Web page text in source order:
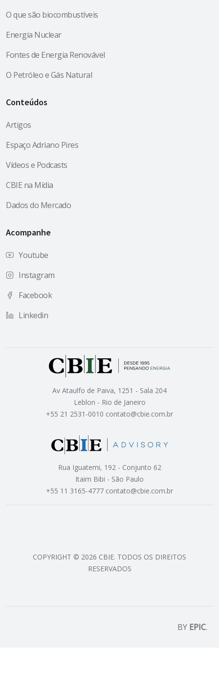
O que são biocombustíveis
Energia Nuclear
Fontes de Energia Renovável
O Petróleo e Gás Natural
Conteúdos
Artigos
Espaço Adriano Pires
Vídeos e Podcasts
CBIE na Mídia
Dados do Mercado
Acompanhe
Youtube
Instagram
Facebook
Linkedin
Av Ataulfo de Paiva, 1251 - Sala 204
Leblon - Rio de Janeiro
+55 21 2531-0010 contato@cbie.com.br
Rua Iguatemi, 192 - Conjunto 62
Itaim Bibi - São Paulo
+55 11 3165-4777 contato@cbie.com.br
COPYRIGHT © 2026 CBIE. TODOS OS DIREITOS
RESERVADOS
BY EPIC.